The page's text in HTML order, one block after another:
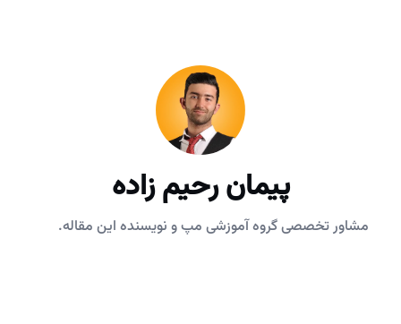
پیمان رحیم زاده
مشاور تخصصی گروه آموزشی مپ و نویسنده این مقاله.